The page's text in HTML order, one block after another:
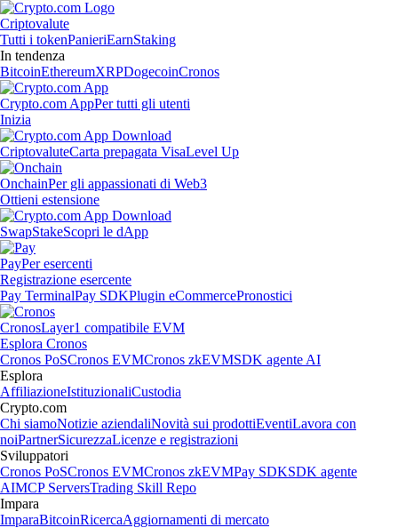
Criptovalute
Tutti i tokenPanieriEarnStaking
In tendenza
BitcoinEthereumXRPDogecoinCronos
Crypto.com AppPer tutti gli utenti
Inizia
CriptovaluteCarta prepagata VisaLevel Up
OnchainPer gli appassionati di Web3
Ottieni estensione
SwapStakeScopri le dApp
PayPer esercenti
Registrazione esercente
Pay TerminalPay SDKPlugin eCommercePronostici
CronosLayer1 compatibile EVM
Esplora Cronos
Cronos PoSCronos EVMCronos zkEVMSDK agente AI
Esplora
AffiliazioneIstituzionaliCustodia
Crypto.com
Chi siamoNotizie aziendaliNovità sui prodottiEventiLavora con
noiPartnerSicurezzaLicenze e registrazioni
Sviluppatori
Cronos PoSCronos EVMCronos zkEVMPay SDKSDK agente
AIMCP ServersTrading Skill Repo
Impara
ImparaBitcoinRicercaAggiornamenti di mercato